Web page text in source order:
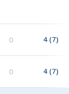
0 4 (7)
0 4 (7)